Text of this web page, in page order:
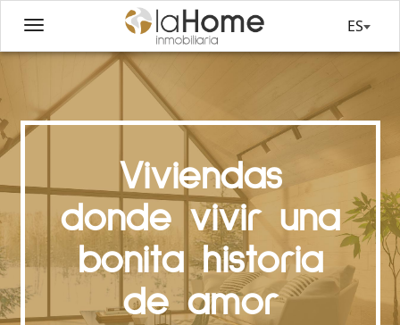
ES
Viviendas
donde vivir una
bonita historia
de amor